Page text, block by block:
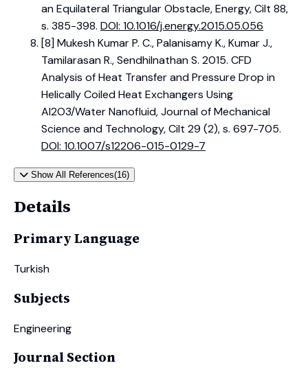
an Equilateral Triangular Obstacle, Energy, Cilt 88,
s. 385-398. DOI: 10.1016/j.energy.2015.05.056
[8] Mukesh Kumar P. C., Palanisamy K., Kumar J.,
Tamilarasan R., Sendhilnathan S. 2015. CFD
Analysis of Heat Transfer and Pressure Drop in
Helically Coiled Heat Exchangers Using
Al2O3/Water Nanofluid, Journal of Mechanical
Science and Technology, Cilt 29 (2), s. 697-705.
DOI: 10.1007/s12206-015-0129-7
Show All References(16)
Details
Primary Language
Turkish
Subjects
Engineering
Journal Section